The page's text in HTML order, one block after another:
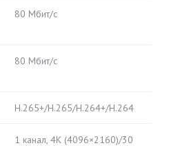
80 Мбит/с
80 Мбит/с
H.265+/H.265/H.264+/H.264
1 канал, 4K (4096×2160)/30